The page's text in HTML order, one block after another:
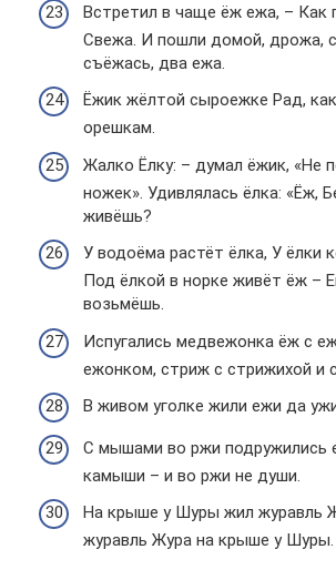
Встретил в чаще ёж ежа, – Как
Свежа. И пошли домой, дрожа,
съёжась, два ежа.
Ёжик жёлтой сыроежке Рад,
орешкам.
Жалко Ёлку: – думал ёжик, «Не
ножек». Удивлялась ёлка: «Ёж,
живёшь?
У водоёма растёт ёлка, У ёлки
Под ёлкой в норке живёт ёж –
возьмёшь.
Испугались медвежонка ёж с
ежонком, стриж с стрижихой и
В живом уголке жили ежи да
С мышами во ржи подружились
камыши – и во ржи не души.
На крыше у Шуры жил журавль
журавль Жура на крыше у Шуры.